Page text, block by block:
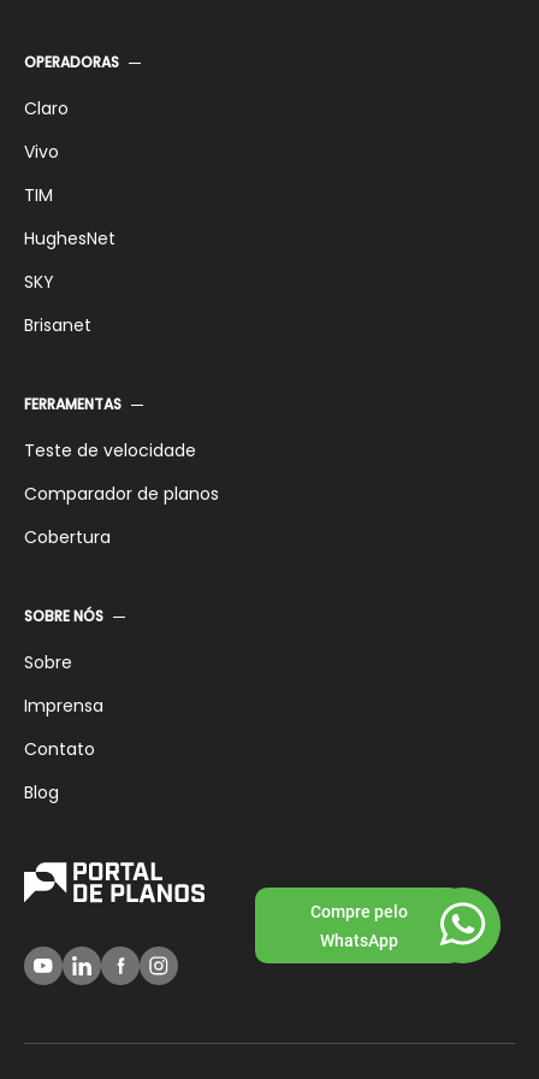
OPERADORAS
Claro
Vivo
TIM
HughesNet
SKY
Brisanet
FERRAMENTAS
Teste de velocidade
Comparador de planos
Cobertura
SOBRE NÓS
Sobre
Imprensa
Contato
Blog
Compre pelo
WhatsApp